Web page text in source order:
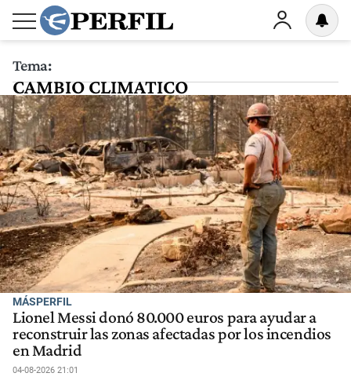
Tema:
CAMBIO CLIMATICO
MÁSPERFIL
Lionel Messi donó 80.000 euros para ayudar a
reconstruir las zonas afectadas por los incendios
en Madrid
04-08-2026 21:01